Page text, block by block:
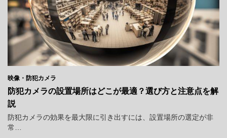
映像・防犯カメラ
防犯カメラの設置場所はどこが最適？選び方と注意点を解
説
防犯カメラの効果を最大限に引き出すには、設置場所の選定が非
常…